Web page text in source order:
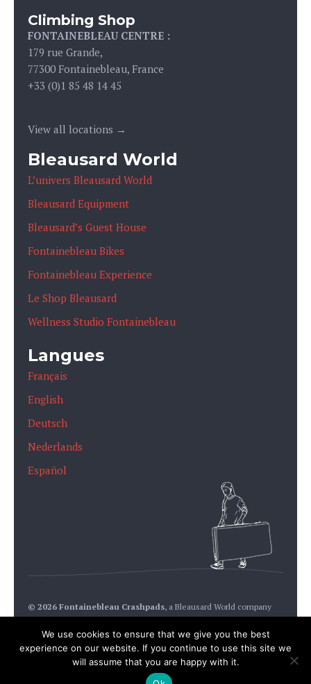
Climbing Shop
FONTAINEBLEAU CENTRE :
179 rue Grande,
77300 Fontainebleau, France
+33 (0)1 85 48 14 45
View all locations →
Bleausard World
L’univers Bleausard World
Bleausard Equipment
Bleausard’s Guest House
Fontainebleau Bikes
Fontainebleau Experience
Le Shop Bleausard
Wellness Studio Fontainebleau
Langues
Français
English
Deutsch
Nederlands
Español
© 2026 Fontainebleau Crashpads, a Bleausard World company
Une créationStudios Monin Fontainebleau/Mentions légales
We use cookies to ensure that we give you the best
experience on our website. If you continue to use this site we
will assume that you are happy with it.